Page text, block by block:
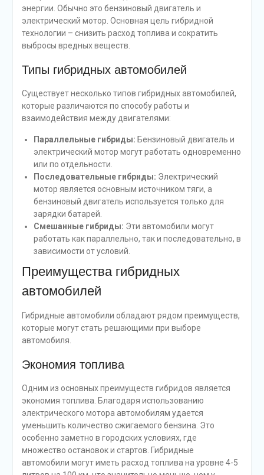
энергии. Обычно это бензиновый двигатель и
электрический мотор. Основная цель гибридной
технологии – снизить расход топлива и сократить
выбросы вредных веществ.
Типы гибридных автомобилей
Существует несколько типов гибридных автомобилей,
которые различаются по способу работы и
взаимодействия между двигателями:
Параллельные гибриды: Бензиновый двигатель и
электрический мотор могут работать одновременно
или по отдельности.
Последовательные гибриды: Электрический
мотор является основным источником тяги, а
бензиновый двигатель используется только для
зарядки батарей.
Смешанные гибриды: Эти автомобили могут
работать как параллельно, так и последовательно, в
зависимости от условий.
Преимущества гибридных
автомобилей
Гибридные автомобили обладают рядом преимуществ,
которые могут стать решающими при выборе
автомобиля.
Экономия топлива
Одним из основных преимуществ гибридов является
экономия топлива. Благодаря использованию
электрического мотора автомобилям удается
уменьшить количество сжигаемого бензина. Это
особенно заметно в городских условиях, где
множество остановок и стартов. Гибридные
автомобили могут иметь расход топлива на уровне 4-5